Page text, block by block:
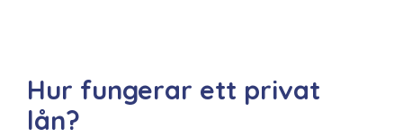
Hur fungerar ett privat
lån?